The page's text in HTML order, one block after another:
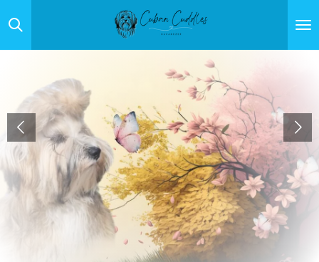
Ga
direct
naar
hoofdinhoud